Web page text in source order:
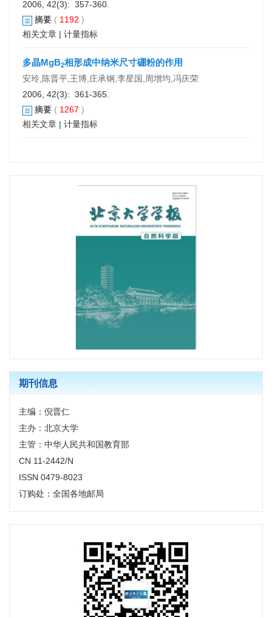
2006, 42(3): 357-360.
摘要 ( 1192 )
相关文章 | 计量指标
多晶MgB2相形成中纳米尺寸硼粉的作用
安玲,陈晋平,王博,庄承钢,李星国,周增均,冯庆荣
2006, 42(3): 361-365.
摘要 ( 1267 )
相关文章 | 计量指标
期刊信息
主编：倪晋仁
主办：北京大学
主管：中华人民共和国教育部
CN 11-2442/N
ISSN 0479-8023
订购处：全国各地邮局